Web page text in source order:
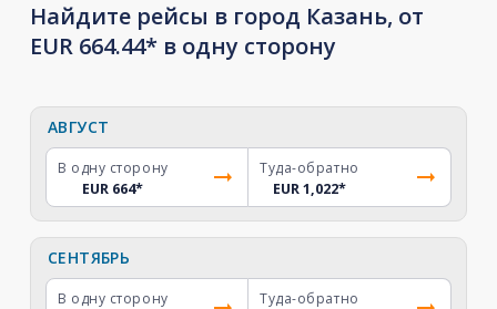
Найдите рейсы в город Казань, от
EUR 664.44* в одну сторону
АВГУСТ
В одну сторону
EUR 664*
Туда-обратно
EUR 1,022*
СЕНТЯБРЬ
В одну сторону
Туда-обратно